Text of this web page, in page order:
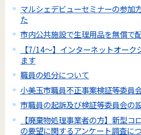
マルシェデビューセミナーの参加
た
市内公共施設で生理用品を無償で
【7/14～】インターネットオーク
ます
職員の処分について
小美玉市職員不正事案検証等委員
市職員の起訴及び検証等委員会の
【廃棄物処理事業者の方】新型コ
の要望に関するアンケート調査に